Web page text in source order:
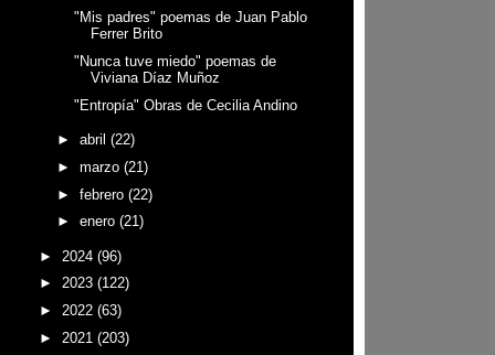
"Mis padres" poemas de Juan Pablo
Ferrer Brito
"Nunca tuve miedo" poemas de
Viviana Díaz Muñoz
"Entropía" Obras de Cecilia Andino
► abril (22)
► marzo (21)
► febrero (22)
► enero (21)
► 2024 (96)
► 2023 (122)
► 2022 (63)
► 2021 (203)